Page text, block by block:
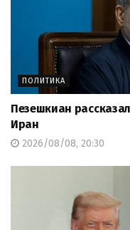
ПОЛИТИКА
Пезешкиан
Иран
2026/08/08, 20:30